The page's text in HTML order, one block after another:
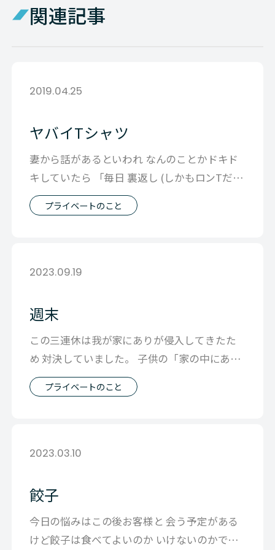
関連記事
2019.04.25
ヤバイTシャツ
妻から話があるといわれ なんのことかドキド
キしていたら 「毎日 裏返し (しかもロンTだと
片方の腕は中)になってるTシャ
プライベートのこと
2023.09.19
週末
この三連休は我が家にありが侵入してきたた
め 対決していました。 子供の「家の中にあり
がいる」という声で起きて もう大袈裟
プライベートのこと
2023.03.10
餃子
今日の悩みはこの後お客様と 会う予定がある
けど餃子は食べてよいのか いけないのかでし